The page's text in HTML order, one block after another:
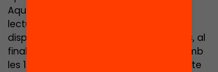
Aquest document té diversos nivells de
lectura segons les necessitats i temps
disponible pel lector. Si teniu poc temps, al
final hi trobareu un resum d’urgència amb
les 15 idees força que cal tenir en compte